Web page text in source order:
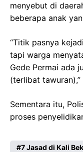
menyebut di
beberapa anak
“Titik pasnya
tapi warga
Gede Permai ada
(terlibat tawuran),”
Sementara itu,
proses
7 Jasad di Kali